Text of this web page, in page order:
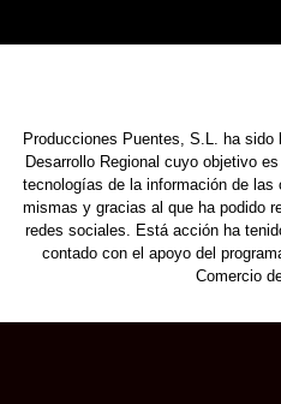
Producciones Puentes, S.L. ha sido
Desarrollo Regional cuyo objetivo
tecnologías de la información de
mismas y gracias al que ha podido
redes sociales. Está acción ha
contado con el apoyo del
Comercio